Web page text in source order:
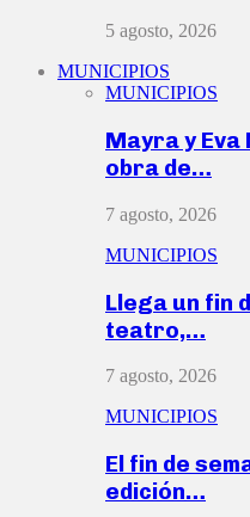
5 agosto, 2026
MUNICIPIOS
MUNICIPIOS
Mayra y
obra de…
7 agosto, 2026
MUNICIPIOS
Llega un fin
teatro,…
7 agosto, 2026
MUNICIPIOS
El fin de
edición…